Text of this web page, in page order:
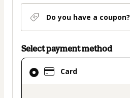
Do you have a coupon?
Select payment method
Card
Card
selected